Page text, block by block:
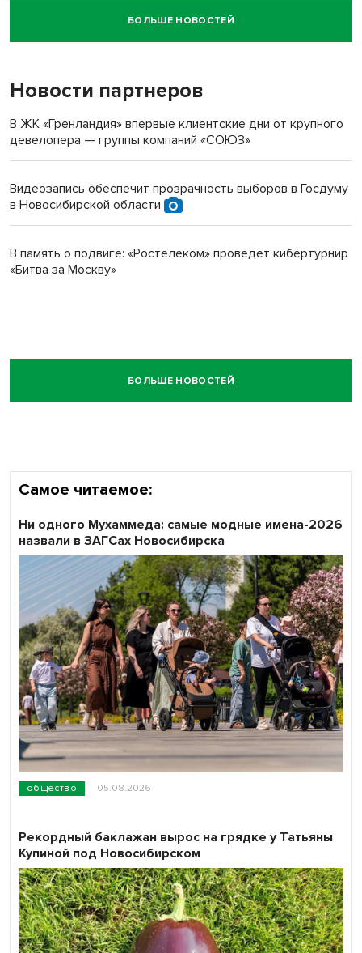
Новосибирский суд наказал водителя за смерть
пенсионерки на вокзале
БОЛЬШЕ НОВОСТЕЙ
Новости партнеров
В ЖК «Гренландия» впервые клиентские дни от крупного
девелопера — группы компаний «СОЮЗ»
Видеозапись обеспечит прозрачность выборов в Госдуму
в Новосибирской области
В память о подвиге: «Ростелеком» проведет кибертурнир
«Битва за Москву»
БОЛЬШЕ НОВОСТЕЙ
Самое читаемое:
общество 05.08.2026
Ни одного Мухаммеда: самые модные имена-2026
назвали в ЗАГСах Новосибирска
Рекордный баклажан вырос на грядке у Татьяны
Купиной под Новосибирском